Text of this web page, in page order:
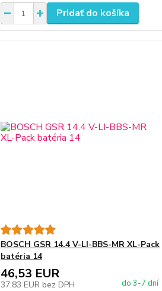
Pridať do košíka
BOSCH GSR 14.4 V-LI-BBS-MR XL-Pack
batéria 14
46,53 EUR
37,83 EUR bez DPH do 3-7 dní